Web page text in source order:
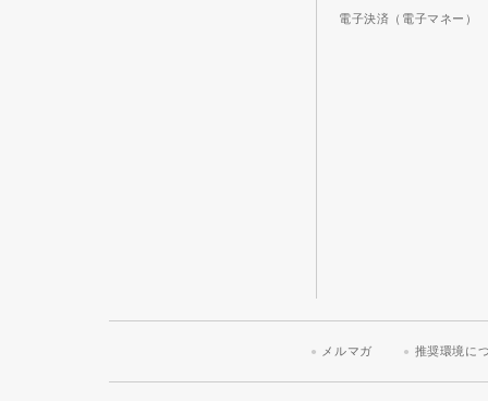
電子決済（電子マネー）
メルマガ 推奨環境に